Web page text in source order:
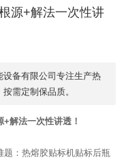
源+解法一次性讲
备有限公司专注生产热
需定制保品质。
解法一次性讲透！
：热熔胶贴标机贴标后瓶